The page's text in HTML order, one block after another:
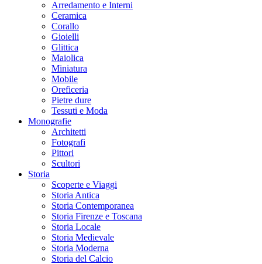
Arredamento e Interni
Ceramica
Corallo
Gioielli
Glittica
Maiolica
Miniatura
Mobile
Oreficeria
Pietre dure
Tessuti e Moda
Monografie
Architetti
Fotografi
Pittori
Scultori
Storia
Scoperte e Viaggi
Storia Antica
Storia Contemporanea
Storia Firenze e Toscana
Storia Locale
Storia Medievale
Storia Moderna
Storia del Calcio